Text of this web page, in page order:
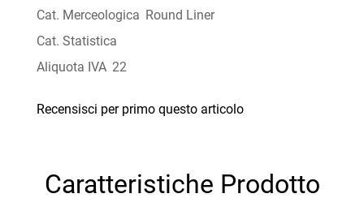
Cat. Merceologica Round Liner
Cat. Statistica
Aliquota IVA 22
Recensisci per primo questo articolo
Caratteristiche Prodotto